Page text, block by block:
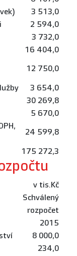
3 513,0
2 594,0
3 732,0
16 404,0
12 750,0
3 654,0
30 269,8
5 670,0
24 599,8
175 272,3
v tis.Kč
Schválený
rozpočet
2015
8 000,0
234,0